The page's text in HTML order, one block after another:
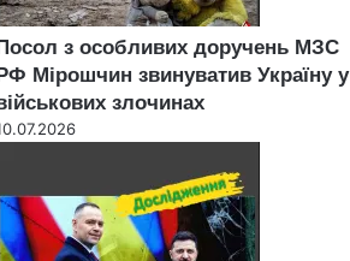
з особливих доручень МЗС
Мірошчин звинуватив Україну у
злочинах